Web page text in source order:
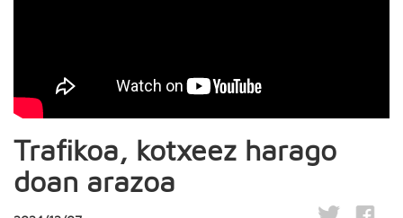
Trafikoa, kotxeez harago
doan arazoa